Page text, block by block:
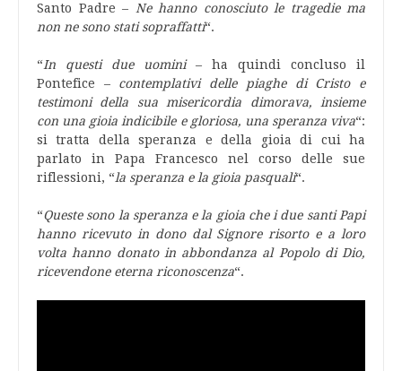
Santo Padre –
Ne hanno conosciuto le tragedie ma
non ne sono stati sopraffatti“.
“In questi due uomini– ha quindi concluso il
Pontefice – contemplativi delle piaghe di Cristo e
testimoni della sua misericordia
dimorava,
insieme
con una gioia indicibile e gloriosa, una speranza viva“:
si tratta della speranza e della gioia di cui ha
parlato in Papa Francesco nel corso delle sue
riflessioni, “la speranza e la gioia pasquali“.
“Queste sono la speranza e la gioia che i due santi Papi
hanno ricevuto in dono dal Signore risorto e a loro
volta hanno donato in abbondanza al Popolo di Dio,
ricevendone eterna riconoscenza“.